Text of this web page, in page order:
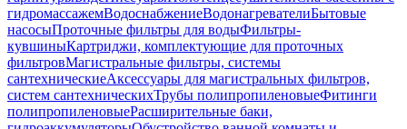
гидромассажемВодоснабжениеВодонагревателиБытовые
насосыПроточные фильтры для водыФильтры-
кувшиныКартриджи, комплектующие для проточных
фильтровМагистральные фильтры, системы
сантехническиеАксессуары для магистральных фильтров,
систем сантехническихТрубы полипропиленовыеФитинги
полипропиленовыеРасширительные баки,